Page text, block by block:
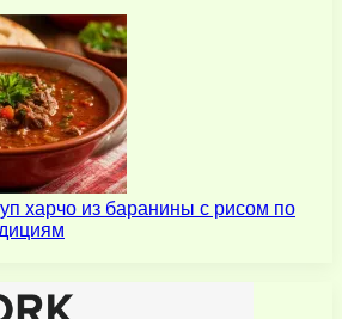
харчо из баранины с рисом по